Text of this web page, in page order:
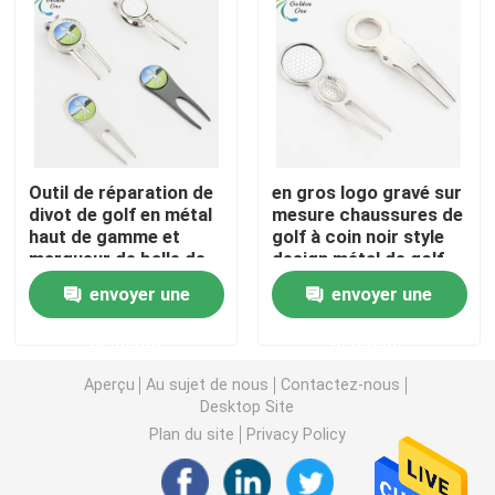
Pièces de monnaie de défi en métal
Médaille de sports en métal
Chaîne principale personnalisée
insigne de goupille de revers
Ouvreur de vin en métal
Agrafe de lien de chemise
Outil de réparation de
divot de golf en métal
haut de gamme et
marqueur de balle de
golf conception
personnalisée
fourchette d'outil
envoyer une
en gros logo gravé sur
mesure chaussures de
golf à coin noir style
design métal de golf
de pelouse divot outil
de réparation
envoyer une
Aperçu Au sujet de nous
Contactez-nous
Desktop Site
Plan du site
Privacy Policy